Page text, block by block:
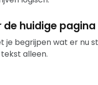
de huidige
je begrijpen wat er nu
alleen.